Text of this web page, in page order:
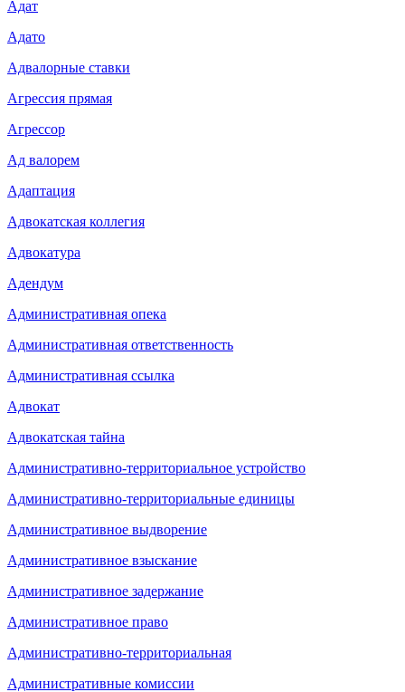
Адат
Адато
Адвалорные ставки
Агрессия прямая
Агрессор
Ад валорем
Адаптация
Адвокатская коллегия
Адвокатура
Адендум
Административная опека
Административная ответственность
Административная ссылка
Адвокат
Адвокатская тайна
Административно-территориальное устройство
Административно-территориальные единицы
Административное выдворение
Административное взыскание
Административное задержание
Административное право
Административно-территориальная
Административные комиссии